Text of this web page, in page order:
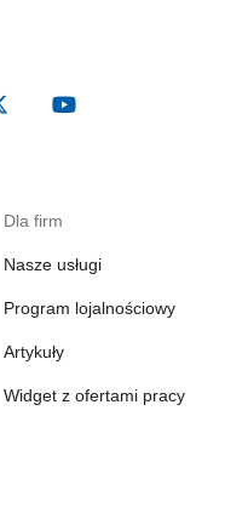
Dla firm
Nasze usługi
Program lojalnościowy
Artykuły
Widget z ofertami pracy